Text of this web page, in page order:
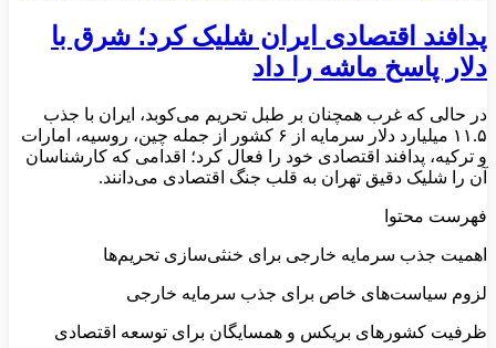
پدافند اقتصادی ایران شلیک کرد؛ شرق با
دلار پاسخ ماشه را داد
در حالی که غرب همچنان بر طبل تحریم می‌کوبد، ایران با جذب
۱۱.۵ میلیارد دلار سرمایه از ۶ کشور از جمله چین، روسیه، امارات
و ترکیه، پدافند اقتصادی خود را فعال کرد؛ اقدامی که کارشناسان
آن را شلیک دقیق تهران به قلب جنگ اقتصادی می‌دانند.
فهرست محتوا
اهمیت جذب سرمایه خارجی برای خنثی‌سازی تحریم‌ها
لزوم سیاست‌های خاص برای جذب سرمایه خارجی
ظرفیت کشورهای بریکس و همسایگان برای توسعه اقتصادی